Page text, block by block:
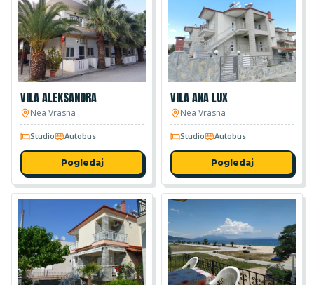
VILA ALEKSANDRA
Nea Vrasna
Studio Autobus
Pogledaj
VILA ANA LUX
Nea Vrasna
Studio Autobus
Pogledaj